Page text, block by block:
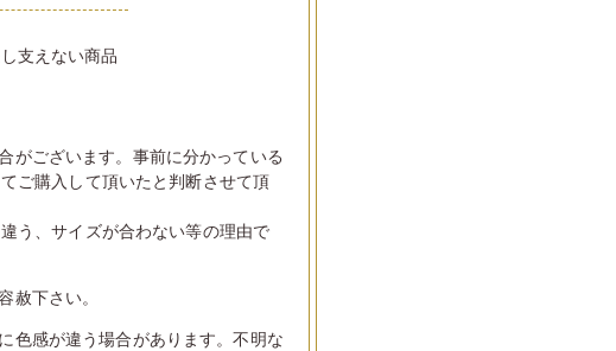
支えない商品
がございます。事前に分かっている
ご購入して頂いたと判断させて頂
う、サイズが合わない等の理由で
赦下さい。
色感が違う場合があります。不明な